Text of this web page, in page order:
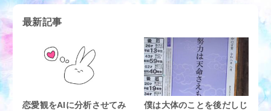
最新記事
恋愛観をAIに分析させてみ
僕は大体のことを後だしじ